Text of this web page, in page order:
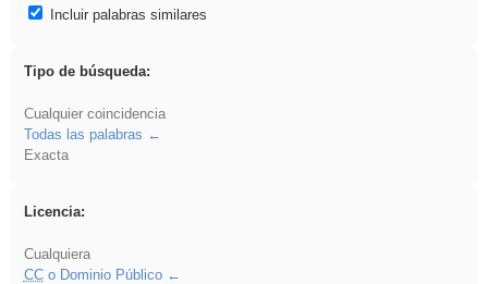
Incluir palabras similares
Tipo de búsqueda:
Cualquier coincidencia
Todas las palabras
Exacta
Licencia:
Cualquiera
CCo Dominio Público